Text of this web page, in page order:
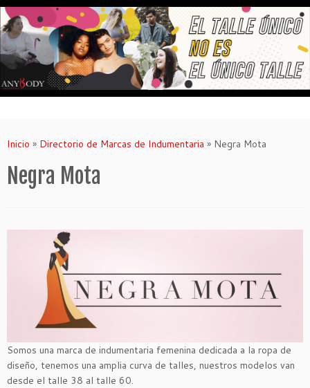
Saltar
al
contenido
Inicio » Directorio de Marcas de Indumentaria » Negra Mota
Negra Mota
Somos una marca de indumentaria femenina dedicada a la ropa de
diseño, tenemos una amplia curva de talles, nuestros modelos van
desde el talle 38 al talle 60.